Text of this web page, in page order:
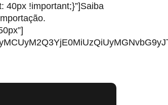
40px !important;}”]Saiba